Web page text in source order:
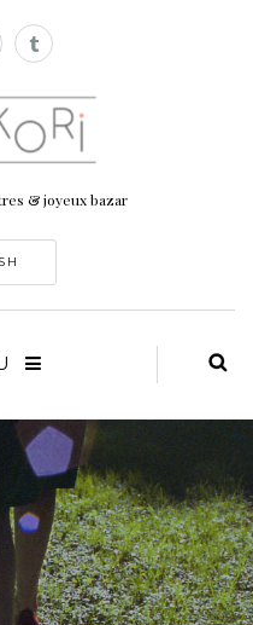
& joyeux bazar